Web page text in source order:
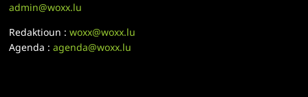
admin@woxx.lu
Redaktioun :woxx@woxx.lu
Agenda :agenda@woxx.lu